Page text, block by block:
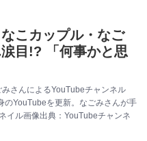
こカップル・なご
目!? 「何事かと思
さんによるYouTubeチャンネル
のYouTubeを更新。なごみさんが手
イル画像出典：YouTubeチャンネ